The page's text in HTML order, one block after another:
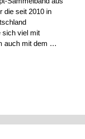
die seit 2010 in
sich viel mit
auch mit dem …